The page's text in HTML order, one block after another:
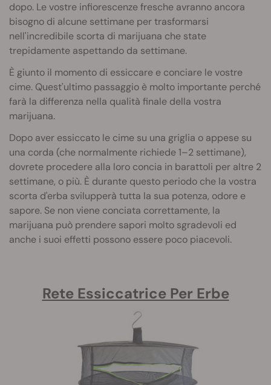
dopo. Le vostre infiorescenze fresche avranno ancora
bisogno di alcune settimane per trasformarsi
nell'incredibile scorta di marijuana che state
trepidamente aspettando da settimane.
È giunto il momento di essiccare e conciare le vostre
cime. Quest'ultimo passaggio è molto importante perché
farà la differenza nella qualità finale della vostra
marijuana.
Dopo aver essiccato le cime su una griglia o appese su
una corda (che normalmente richiede 1–2 settimane),
dovrete procedere alla loro concia in barattoli per altre 2
settimane, o più. È durante questo periodo che la vostra
scorta d'erba svilupperà tutta la sua potenza, odore e
sapore. Se non viene conciata correttamente, la
marijuana può prendere sapori molto sgradevoli ed
anche i suoi effetti possono essere poco piacevoli.
Rete Essiccatrice Per Erbe